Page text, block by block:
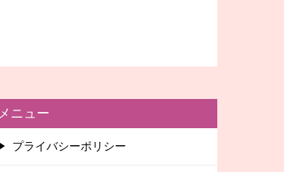
メニュー
プライバシーポリシー